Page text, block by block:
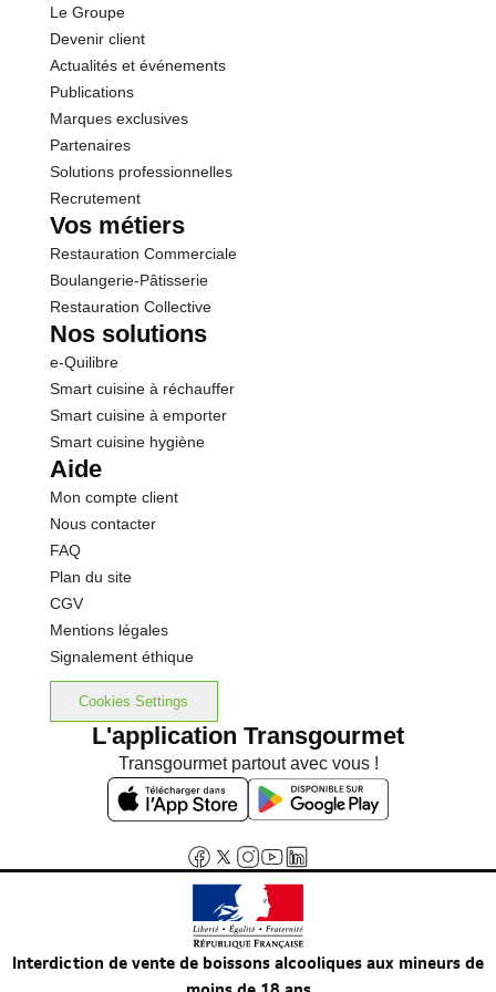
Sel
Sodium
Le Groupe
Devenir client
Actualités et événements
Publications
Marques exclusives
Partenaires
Solutions professionnelles
Recrutement
Vos métiers
Restauration Commerciale
Boulangerie-Pâtisserie
Restauration Collective
Nos solutions
e-Quilibre
Smart cuisine à réchauffer
Smart cuisine à emporter
Smart cuisine hygiène
Aide
Mon compte client
Nous contacter
FAQ
Plan du site
CGV
Mentions légales
Signalement éthique
Cookies Settings
L'application Transgourmet
Transgourmet partout avec vous !
Interdiction de vente de boissons alcooliques aux mineurs de